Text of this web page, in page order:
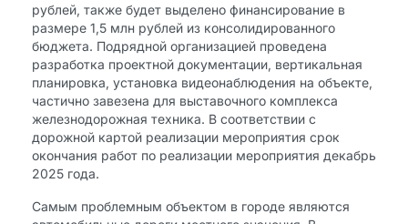
рублей, также будет выделено финансирование в
размере 1,5 млн рублей из консолидированного
бюджета. Подрядной организацией проведена
разработка проектной документации, вертикальная
планировка, установка видеонаблюдения на объекте,
частично завезена для выставочного комплекса
железнодорожная техника. В соответствии с
дорожной картой реализации мероприятия срок
окончания работ по реализации мероприятия декабрь
2025 года.
Самым проблемным объектом в городе являются